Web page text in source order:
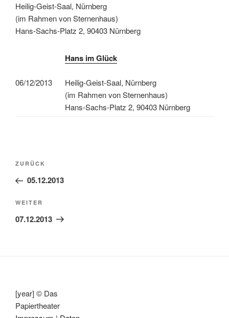
Heilig-Geist-Saal, Nürnberg
(im Rahmen von Sternenhaus)
Hans-Sachs-Platz 2, 90403 Nürnberg
06/12/2013
Hans im Glück
Heilig-Geist-Saal, Nürnberg
(im Rahmen von Sternenhaus)
Hans-Sachs-Platz 2, 90403 Nürnberg
Beitragsnavigation
Vorheriger
Beitrag
ZURÜCK
05.12.2013
Nächster
Beitrag
WEITER
07.12.2013
[year] © Das
Papiertheater